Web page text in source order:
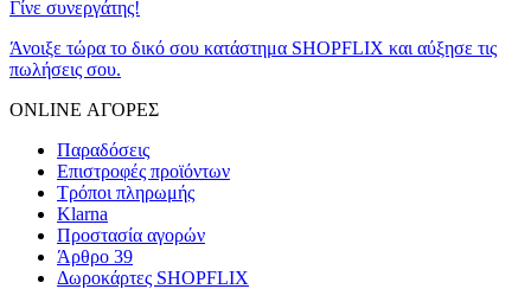
Γίνε συνεργάτης!
Άνοιξε τώρα το δικό σου κατάστημα SHOPFLIX και αύξησε τις
πωλήσεις σου.
ONLINE ΑΓΟΡΕΣ
Παραδόσεις
Επιστροφές προϊόντων
Τρόποι πληρωμής
Klarna
Προστασία αγορών
Άρθρο 39
Δωροκάρτες SHOPFLIX